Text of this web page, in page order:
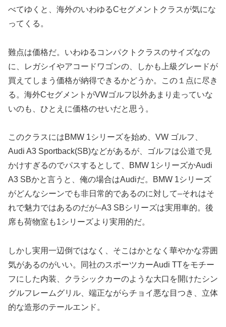
べてゆくと、海外のいわゆるCセグメントクラスが気にな
ってくる。
難点は価格だ。いわゆるコンパクトクラスのサイズなの
に、レガシイやアコードワゴンの、しかも上級グレードが
買えてしまう価格が納得できるかどうか。この１点に尽き
る。海外CセグメントがVWゴルフ以外あまり走っていな
いのも、ひとえに価格のせいだと思う。
このクラスにはBMW 1シリーズを始め、VW ゴルフ、
Audi A3 Sportback(SB)などがあるが、ゴルフは公道で見
かけすぎるのでパスするとして、BMW 1シリーズかAudi
A3 SBかと言うと、俺の場合はAudiだ。BMW 1シリーズ
がどんなシーンでも非日常的であるのに対して–それはそ
れで魅力ではあるのだが–A3 SBシリーズは実用車的。後
席も荷物室も1シリーズより実用的だ。
しかし実用一辺倒ではなく、そこはかとなく華やかな雰囲
気があるのがいい。同社のスポーツカーAudi TTをモチー
フにした内装、クラシックカーのような大口を開けたシン
グルフレームグリル、端正ながらチョイ悪な目つき、立体
的な造形のテールエンド。